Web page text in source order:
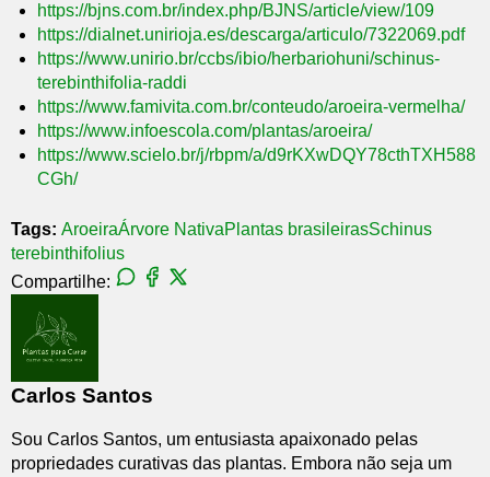
https://bjns.com.br/index.php/BJNS/article/view/109
https://dialnet.unirioja.es/descarga/articulo/7322069.pdf
https://www.unirio.br/ccbs/ibio/herbariohuni/schinus-
terebinthifolia-raddi
https://www.famivita.com.br/conteudo/aroeira-vermelha/
https://www.infoescola.com/plantas/aroeira/
https://www.scielo.br/j/rbpm/a/d9rKXwDQY78cthTXH588
CGh/
Tags: AroeiraÁrvore NativaPlantas brasileirasSchinus
terebinthifolius
Compartilhe:
Carlos Santos
Sou Carlos Santos, um entusiasta apaixonado pelas
propriedades curativas das plantas. Embora não seja um